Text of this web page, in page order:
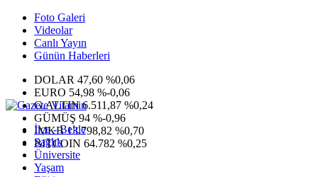
Foto Galeri
Videolar
Canlı Yayın
Günün Haberleri
DOLAR 47,60 %0,06
EURO 54,98 %-0,06
G.ALTIN6.511,87 %0,24
GÜMÜŞ 94 %-0,96
IMKB13.798,82 %0,70
BITCOIN 64.782 %0,25
İlçe - Belde
Sağlık
Üniversite
Yaşam